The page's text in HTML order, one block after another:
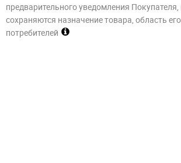
предварительного уведомления
сохраняются назначение товара, область
потребителей